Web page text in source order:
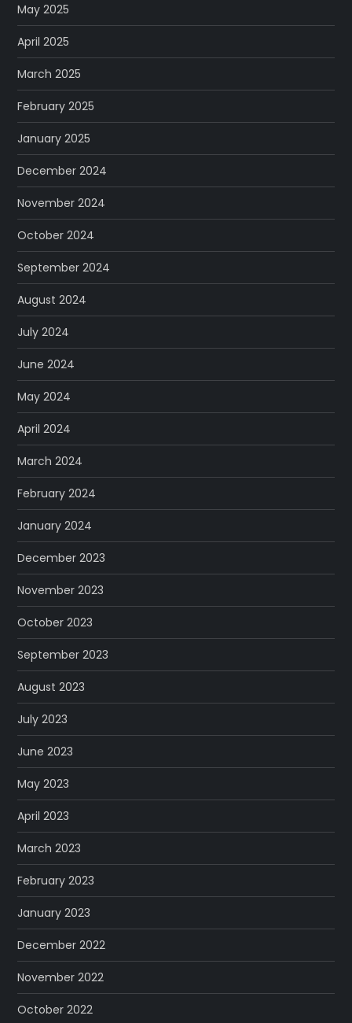
May 2025
April 2025
March 2025
February 2025
January 2025
December 2024
November 2024
October 2024
September 2024
August 2024
July 2024
June 2024
May 2024
April 2024
March 2024
February 2024
January 2024
December 2023
November 2023
October 2023
September 2023
August 2023
July 2023
June 2023
May 2023
April 2023
March 2023
February 2023
January 2023
December 2022
November 2022
October 2022